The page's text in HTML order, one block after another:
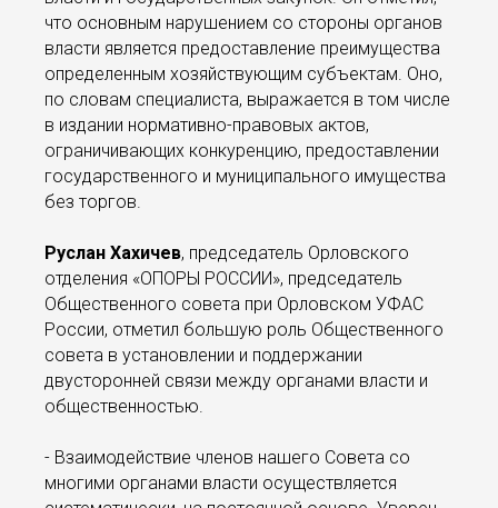
что основным нарушением со стороны органов
власти является предоставление преимущества
определенным хозяйствующим субъектам. Оно,
по словам специалиста, выражается в том числе
в издании нормативно-правовых актов,
ограничивающих конкуренцию, предоставлении
государственного и муниципального имущества
без торгов.
Руслан Хахичев, председатель Орловского
отделения «ОПОРЫ РОССИИ», председатель
Общественного совета при Орловском УФАС
России, отметил большую роль Общественного
совета в установлении и поддержании
двусторонней связи между органами власти и
общественностью.
- Взаимодействие членов нашего Совета со
многими органами власти осуществляется